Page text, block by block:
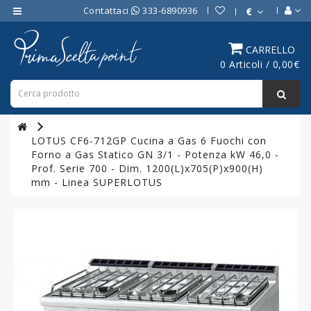
Contattaci 333-6890936 €
CARRELLO
0 Articoli / 0,00€
Category
ATTREZZATURE
BAR
ATTREZZATURE
PROFESSIONALI
CUCINA
PROFESSIONALI
LOTUS CF6-712GP Cucina a Gas 6 Fuochi con
Forno a Gas Statico GN 3/1 - Potenza kW 46,0 -
Prof. Serie 700 - Dim. 1200(L)x705(P)x900(H)
mm - Linea SUPERLOTUS